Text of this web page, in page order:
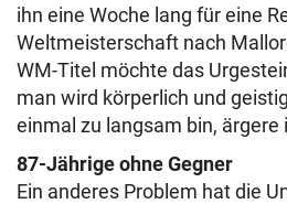
ihn eine Woche lang für eine
Weltmeisterschaft nach
WM-Titel möchte das
man wird körperlich und
einmal zu langsam bin, ärgere
87-Jährige ohne Gegner
Ein anderes Problem hat die